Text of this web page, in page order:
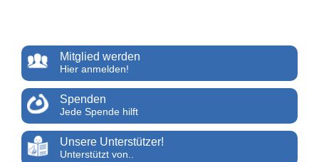
Mitglied werden
Hier anmelden!
Spenden
Jede Spende hilft
Unsere Unterstützer!
Unterstützt von..